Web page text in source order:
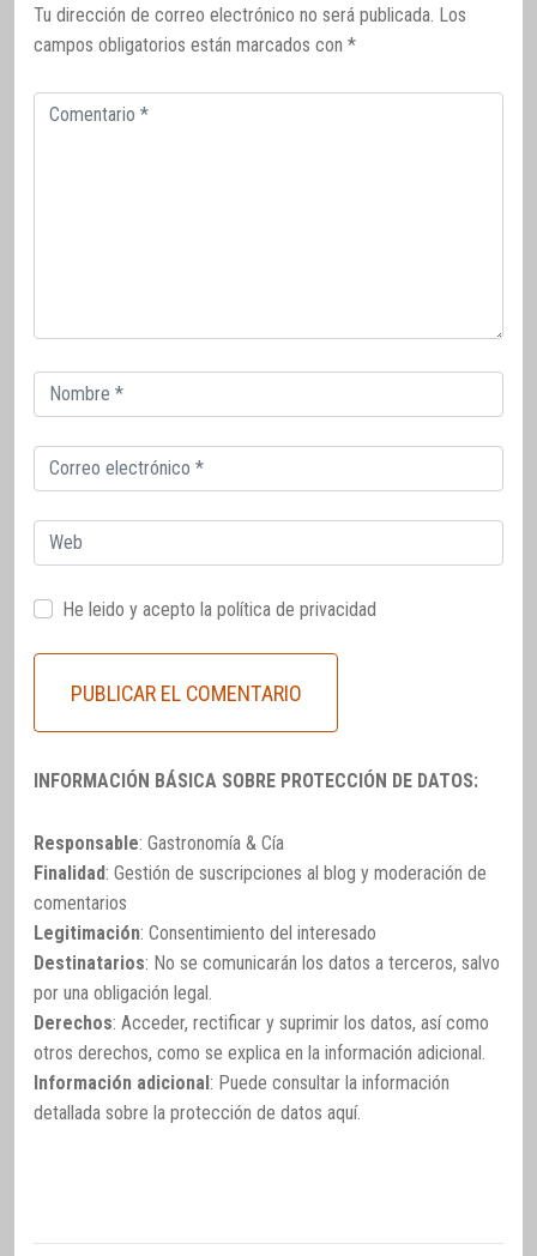
Tu dirección de correo electrónico no será publicada. Los
campos obligatorios están marcados con *
Comentario
Correo
electrónico
Correo
electrónico
Web
He leido y acepto la política de privacidad
INFORMACIÓN BÁSICA SOBRE PROTECCIÓN DE DATOS:
Responsable: Gastronomía & Cía
Finalidad: Gestión de suscripciones al blog y moderación de
comentarios
Legitimación: Consentimiento del interesado
Destinatarios: No se comunicarán los datos a terceros, salvo
por una obligación legal.
Derechos: Acceder, rectificar y suprimir los datos, así como
otros derechos, como se explica en la información adicional.
Información adicional: Puede consultar la información
detallada sobre la protección de datos aquí.